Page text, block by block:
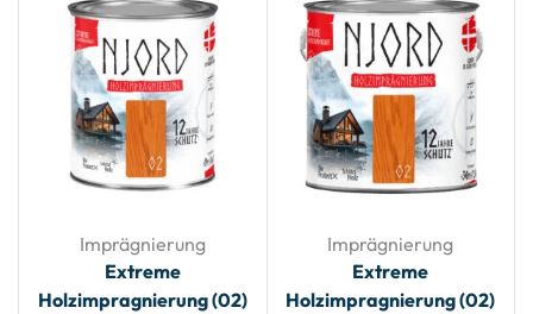
Imprägnierung
Extreme
Holzimpragnierung (02)
Imprägnierung
Extreme
Holzimpragnierung (02)